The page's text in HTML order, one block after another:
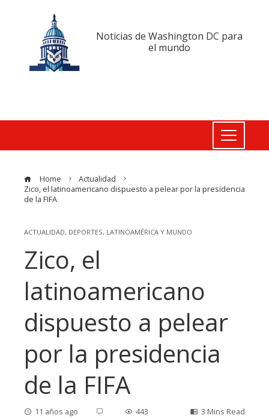
Noticias de Washington DC para
el mundo
Home
Actualidad
Zico, el latinoamericano dispuesto a pelear por la presidencia
de la FIFA
ACTUALIDAD, DEPORTES, LATINOAMÉRICA Y MUNDO
Zico, el
latinoamericano
dispuesto a pelear
por la presidencia
de la FIFA
11 años ago 443 3 Mins Read